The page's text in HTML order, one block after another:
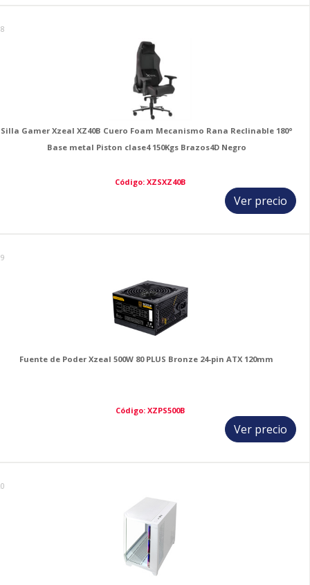
Silla Gamer Xzeal XZ40B Cuero Foam Mecanismo Rana Reclinable 180°
Base metal Piston clase4 150Kgs Brazos4D Negro
Código: XZSXZ40B
Ver precio
Fuente de Poder Xzeal 500W 80 PLUS Bronze 24-pin ATX 120mm
Código: XZPS500B
Ver precio